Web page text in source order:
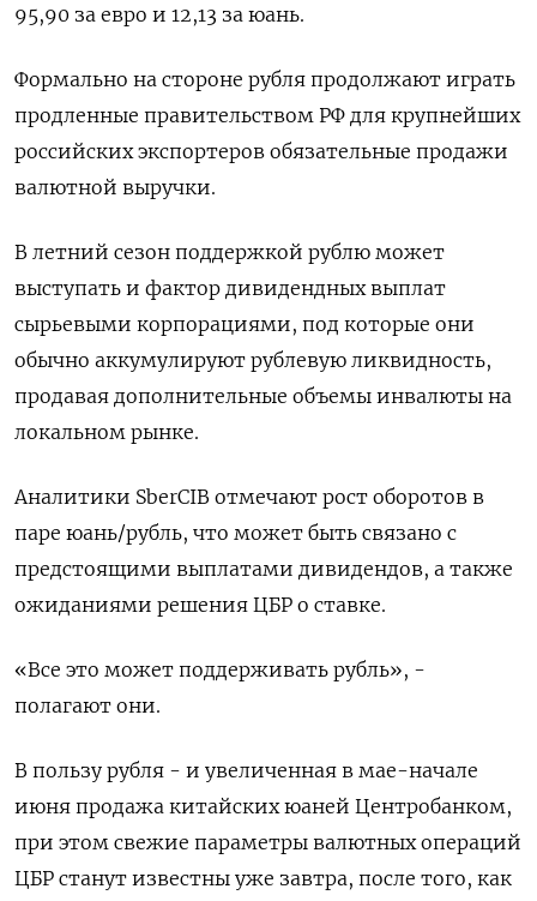
95,90 за евро и 12,13 за юань.
Формально на стороне рубля продолжают играть
продленные правительством РФ для крупнейших
российских экспортеров обязательные продажи
валютной выручки.
В летний сезон поддержкой рублю может
выступать и фактор дивидендных выплат
сырьевыми корпорациями, под которые они
обычно аккумулируют рублевую ликвидность,
продавая дополнительные объемы инвалюты на
локальном рынке.
Аналитики SberCIB отмечают рост оборотов в
паре юань/рубль, что может быть связано с
предстоящими выплатами дивидендов, а также
ожиданиями решения ЦБР о ставке.
«Все это может поддерживать рубль», -
полагают они.
В пользу рубля - и увеличенная в мае-начале
июня продажа китайских юаней Центробанком,
при этом свежие параметры валютных операций
ЦБР станут известны уже завтра, после того, как